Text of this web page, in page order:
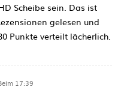
Scheibe sein. Das ist
gelesen und
Punkte verteilt lächerlich.
17:39